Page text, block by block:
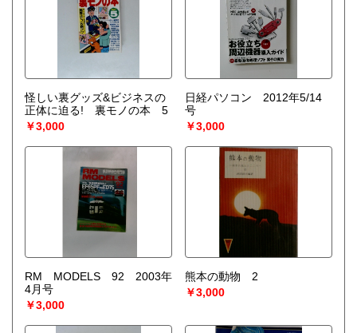
怪しい裏グッズ&ビジネスの
正体に迫る! 裏モノの本 5
￥3,000
日経パソコン 2012年5/14
号
￥3,000
RM MODELS 92 2003年
4月号
￥3,000
熊本の動物 2
￥3,000